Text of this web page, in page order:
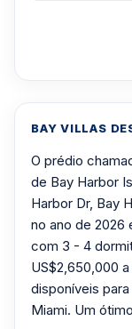
BAY VILLAS
O prédio
de Bay Harbor
Harbor Dr, Bay
no ano de 2026
com 3 - 4
US$2,650,000
disponíveis
Miami. Um